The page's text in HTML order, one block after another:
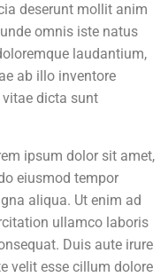
deserunt mollit anim
omnis iste natus
laudantium,
ab illo inventore
dicta sunt
ipsum dolor sit amet,
eiusmod tempor
aliqua. Ut enim ad
ullamco laboris
Duis aute irure
velit esse cillum dolore